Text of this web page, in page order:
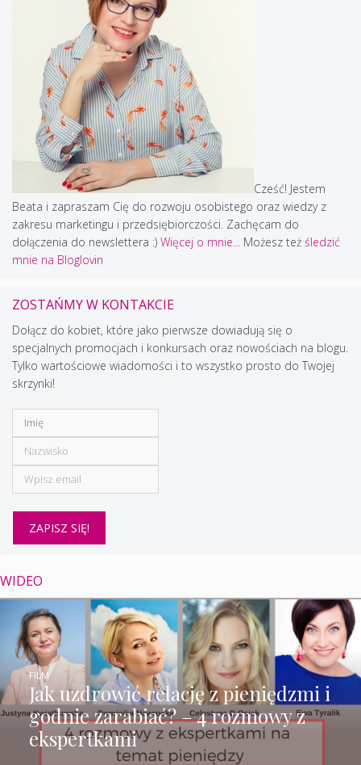
Cześć! Jestem
Beata i zapraszam Cię do rozwoju osobistego oraz wiedzy z
zakresu marketingu i przedsiębiorczości. Zachęcam do
dołączenia do newslettera :) Więcej o mnie... Możesz też śledzić
mnie na Bloglovin
ZOSTAŃMY W KONTAKCIE
Dołącz do kobiet, które jako pierwsze dowiadują się o
specjalnych promocjach i konkursach oraz nowościach na blogu.
Tylko wartościowe wiadomości i to wszystko prosto do Twojej
skrzynki!
WIDEO
Jak uzdrowić relację z pieniędzmi i
godnie zarabiać? – 4 rozmowy z
ekspertkami
FILM